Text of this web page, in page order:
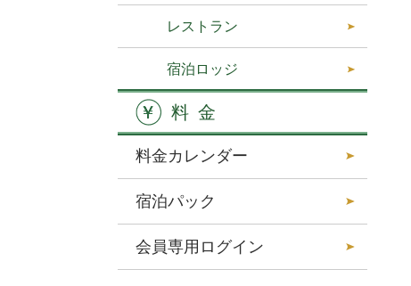
レストラン
宿泊ロッジ
料金
料金カレンダー
宿泊パック
会員専用ログイン